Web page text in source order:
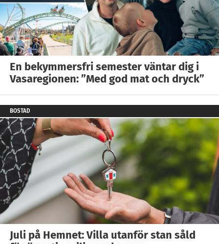
En bekymmersfri semester väntar dig i
Vasaregionen: ”Med god mat och dryck”
BOSTAD
Juli på Hemnet: Villa utanför stan såld